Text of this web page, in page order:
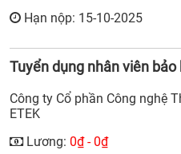
Hạn nộp: 15-10-2025
Tuyển dụng nhân viên
Công ty Cổ phần Công nghệ
ETEK
Lương: 0₫ - 0₫